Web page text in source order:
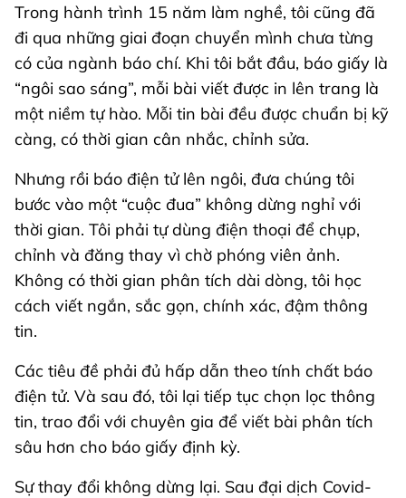
Trong hành trình 15 năm làm nghề, tôi cũng đã
đi qua những giai đoạn chuyển mình chưa từng
có của ngành báo chí. Khi tôi bắt đầu, báo giấy là
“ngôi sao sáng”, mỗi bài viết được in lên trang là
một niềm tự hào. Mỗi tin bài đều được chuẩn bị kỹ
càng, có thời gian cân nhắc, chỉnh sửa.
Nhưng rồi báo điện tử lên ngôi, đưa chúng tôi
bước vào một “cuộc đua” không dừng nghỉ với
thời gian. Tôi phải tự dùng điện thoại để chụp,
chỉnh và đăng thay vì chờ phóng viên ảnh.
Không có thời gian phân tích dài dòng, tôi học
cách viết ngắn, sắc gọn, chính xác, đậm thông
tin.
Các tiêu đề phải đủ hấp dẫn theo tính chất báo
điện tử. Và sau đó, tôi lại tiếp tục chọn lọc thông
tin, trao đổi với chuyên gia để viết bài phân tích
sâu hơn cho báo giấy định kỳ.
Sự thay đổi không dừng lại. Sau đại dịch Covid-